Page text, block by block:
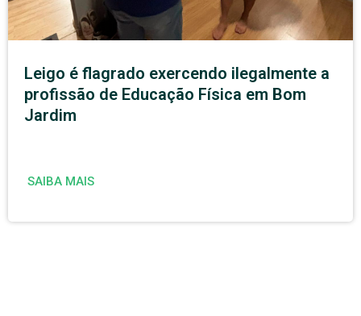
Leigo é flagrado exercendo ilegalmente a
profissão de Educação Física em Bom
Jardim
SAIBA MAIS